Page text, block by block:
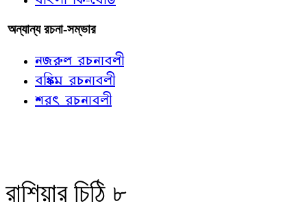
অন্যান্য রচনা-সম্ভার
নজরুল রচনাবলী
বঙ্কিম রচনাবলী
শরৎ রচনাবলী
রাশিয়ার চিঠি ৮